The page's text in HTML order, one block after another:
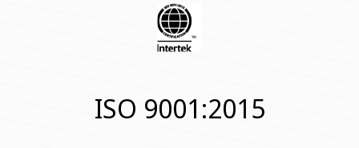
ISO 9001:2015